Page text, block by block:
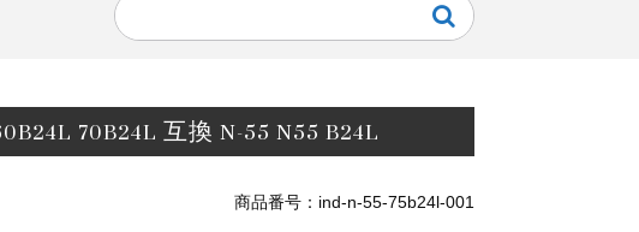
70B24L 互換 N-55 N55 B24L
商品番号：ind-n-55-75b24l-001